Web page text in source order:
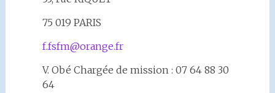
75 019 PARIS
f.fsfm@orange.fr
V. Obé Chargée de mission : 07 64 88 30
64